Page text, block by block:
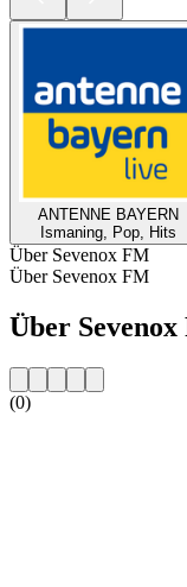
ANTENNE BAYERN
Ismaning, Pop, Hits
Über Sevenox FM
Über Sevenox FM
Über
(0)